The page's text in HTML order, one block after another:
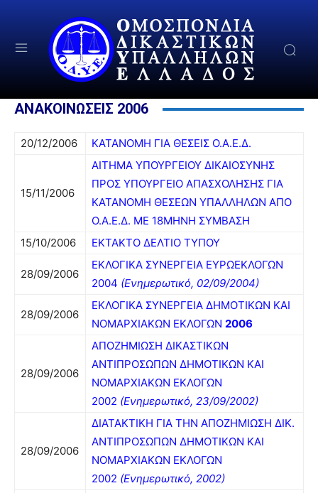
ΑΝΑΚΟΙΝΩΣΕΙΣ 2006
20/12/2006 ΚΑΤΑΝΟΜΗ ΓΙΑ ΘΕΣΕΙΣ Ο.Α.Ε.Δ.
15/11/2006
ΑΙΤΗΜΑ ΥΠΟΥΡΓΕΙΟΥ ΔΙΚΑΙΟΣΥΝΗΣ
ΠΡΟΣ ΥΠΟΥΡΓΕΙΟ ΑΠΑΣΧΟΛΗΣΗΣ ΓΙΑ
ΚΑΤΑΝΟΜΗ ΘΕΣΕΩΝ ΥΠΑΛΛΗΛΩΝ ΑΠΟ
Ο.Α.Ε.Δ. ΜΕ 18ΜΗΝΗ ΣΥΜΒΑΣΗ
15/10/2006
ΕΚΤΑΚΤΟ ΔΕΛΤΙΟ ΤΥΠΟΥ
28/09/2006
ΕΚΛΟΓΙΚΑ ΣΥΝΕΡΓΕΙΑ ΕΥΡΩΕΚΛΟΓΩΝ
2004 (Ενημερωτικό, 02/09/2004)
28/09/2006
ΕΚΛΟΓΙΚΑ ΣΥΝΕΡΓΕΙΑ ΔΗΜΟΤΙΚΩΝ ΚΑΙ
ΝΟΜΑΡΧΙΑΚΩΝ ΕΚΛΟΓΩΝ 2006
28/09/2006
ΑΠΟΖΗΜΙΩΣΗ ΔΙΚΑΣΤΙΚΩΝ
ΑΝΤΙΠΡΟΣΩΠΩΝ ΔΗΜΟΤΙΚΩΝ ΚΑΙ
ΝΟΜΑΡΧΙΑΚΩΝ ΕΚΛΟΓΩΝ
2002 (Ενημερωτικό, 23/09/2002)
28/09/2006
ΔΙΑΤΑΚΤΙΚΗ ΓΙΑ ΤΗΝ ΑΠΟΖΗΜΙΩΣΗ ΔΙΚ.
ΑΝΤΙΠΡΟΣΩΠΩΝ ΔΗΜΟΤΙΚΩΝ ΚΑΙ
ΝΟΜΑΡΧΙΑΚΩΝ ΕΚΛΟΓΩΝ
2002 (Ενημερωτικό, 2002)